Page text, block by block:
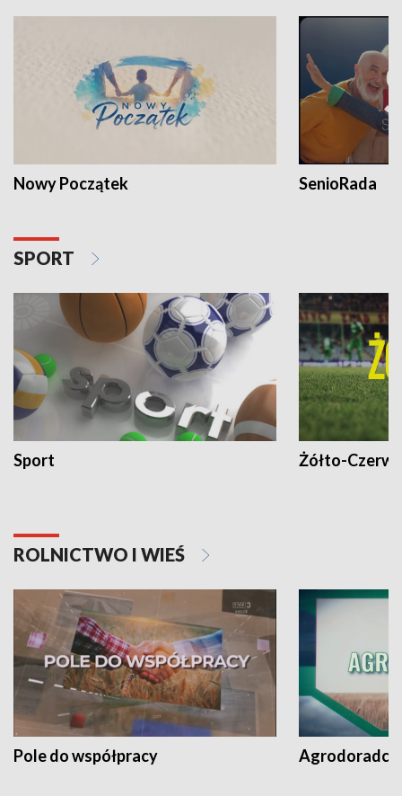
Nowy Początek SenioRada
SPORT
Sport Żółto-
ROLNICTWO I WIEŚ
Pole do współpracy Agrodoradcy